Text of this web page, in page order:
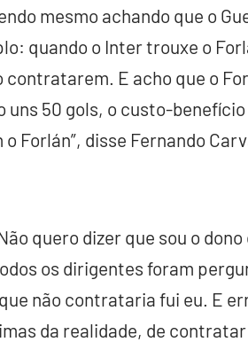
mesmo achando que o
quando o Inter trouxe o
E acho que o
50 gols, o custo-
Forlán”, disse Fernando
quero dizer que sou o dono
os dirigentes foram
não contrataria fui eu. E
da realidade, de